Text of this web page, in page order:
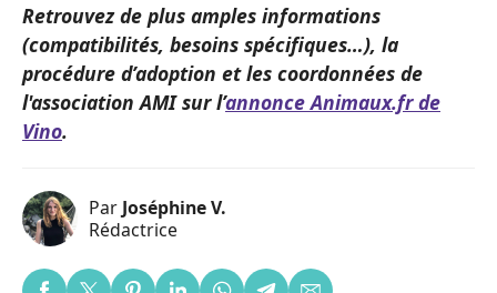
Retrouvez de plus amples informations
(compatibilités, besoins spécifiques…), la
procédure d’adoption et les coordonnées de
l'association AMI sur l’annonce Animaux.fr de
Vino.
Par Joséphine V.
Rédactrice